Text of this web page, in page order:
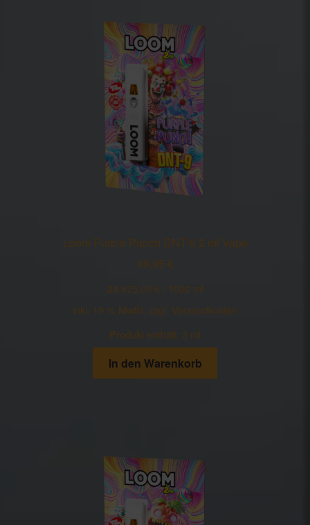
Loom Purple Punch DNT-9 2 ml Vape
49,95 €
24.975,00 € 1000 ml
inkl. 19 % MwSt. zzgl. Versandkosten
Produkt enthält: 2 ml
In den Warenkorb